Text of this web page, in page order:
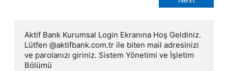
Aktif Bank Kurumsal Login Ekranına Hoş Geldiniz.
Lütfen @aktifbank.com.tr ile biten mail adresinizi
ve parolanızı giriniz. Sistem Yönetimi ve İşletim
Bölümü